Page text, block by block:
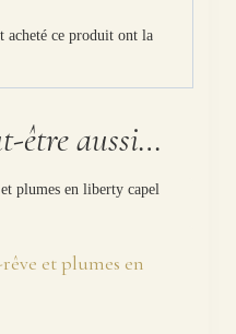
acheté ce produit ont la
être aussi…
et plumes en